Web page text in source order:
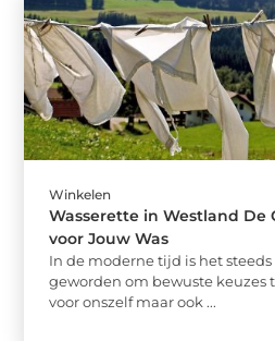
Winkelen
Wasserette in Westland De
voor Jouw Was
In de moderne tijd is het
geworden om bewuste keuzes
voor onszelf maar ook ...